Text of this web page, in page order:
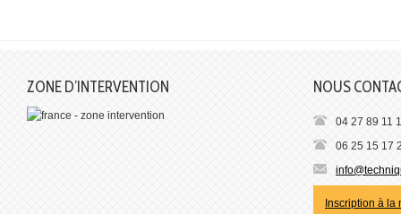
ZONE D’INTERVENTION NOUS
04 27 89 11
06 25 15 17
Inscription à la